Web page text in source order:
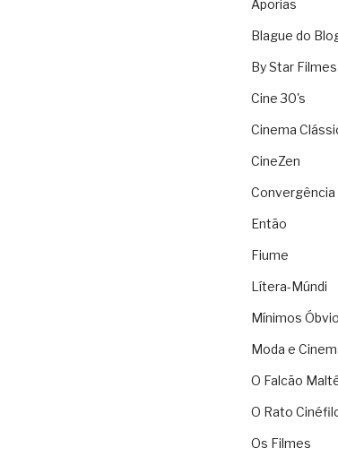
Aporias
Blague do
By Star Filmes
Cine 30's
Cinema
CineZen
Convergência
Então
Fiume
Lítera-Múndi
Mínimos
Moda e
O Falcão
O Rato
Os Filmes